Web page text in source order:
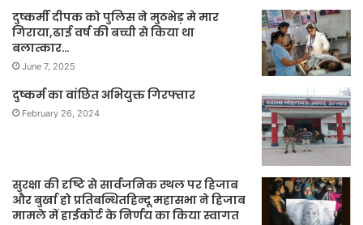
दुष्कर्मी दीपक को पुलिस ने मुठभेड़ मे मार
गिराया,ढाई वर्ष की बच्ची से किया था
बलात्कार…
June 7, 2025
दुष्कर्म का वांछित अभियुक्त गिरफ्तार
February 26, 2024
सुरक्षा की दृष्टि से सार्वजनिक स्थल पर हिजाब
और बुर्खा हो प्रतिबन्धितहिन्दू महासभा ने हिजाब
मामले में हाईकोर्ट के निर्णय का किया स्वागत